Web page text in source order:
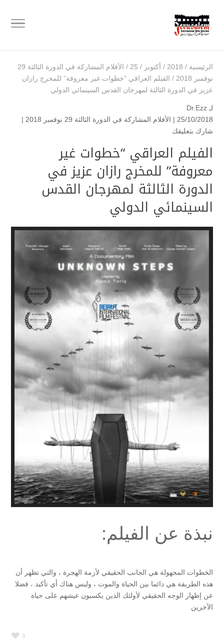
الرئيسية /
2018
/ أكتوبر /
25
/
الأفلام المشاركة في الدورة الثالثة 29
نوفمبر 2018
/ الفيلم العراقي “خطوات غير معروفة” للمخرج رازان
عزيز في الدورة الثالثة لمهرجان القدس السينمائي الدولي
لـ Dr.Ezz
25/10/2018 |
الأفلام المشاركة في الدورة الثالثة 29 نوفمبر 2018
|
شارك بتعليقك
الفيلم العراقي “خطوات غير
معروفة” للمخرج رازان عزيز في
الدورة الثالثة لمهرجان القدس
السينمائي الدولي
نبذة عن الفيلم:
الخطوات المجهولة هي الجانب الحقيقي لأزمة الهجرة ، والتي تظهر أن
هذه الطريقة هي دائما بين الحياة والموت ، وليس هناك أي تأكيد ، فضلا
عن إظهار الوجه الحقيقي لأولئك الذين يكسبون عيشهم على حياة
الآخرين
0